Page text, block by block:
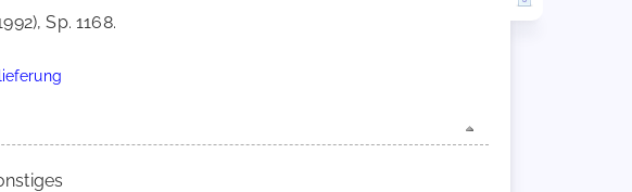
Sp. 1168.